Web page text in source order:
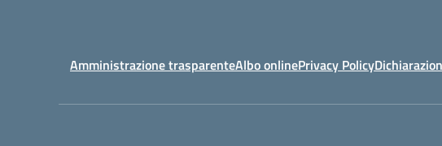
Amministrazione trasparenteAlbo onlinePrivacy Policy